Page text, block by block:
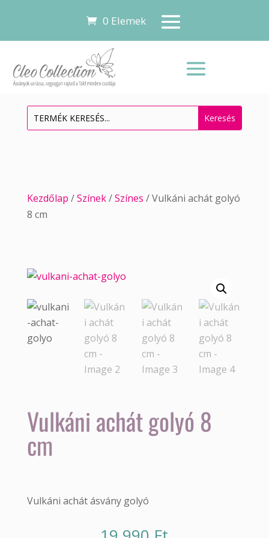
0 Elemek
Kezdőlap /Színek/Színes / Vulkáni achát golyó
8 cm
Vulkáni achát golyó 8
cm
Vulkáni achát ásvány golyó